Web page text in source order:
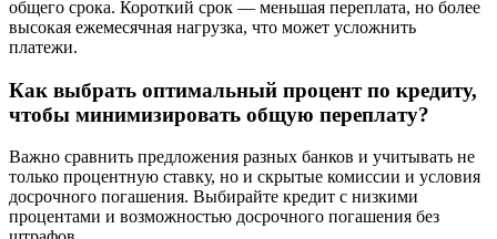
общего срока. Короткий срок — меньшая переплата, но более
высокая ежемесячная нагрузка, что может усложнить
платежи.
Как выбрать оптимальный процент по кредиту,
чтобы минимизировать общую переплату?
Важно сравнить предложения разных банков и учитывать не
только процентную ставку, но и скрытые комиссии и условия
досрочного погашения. Выбирайте кредит с низкими
процентами и возможностью досрочного погашения без